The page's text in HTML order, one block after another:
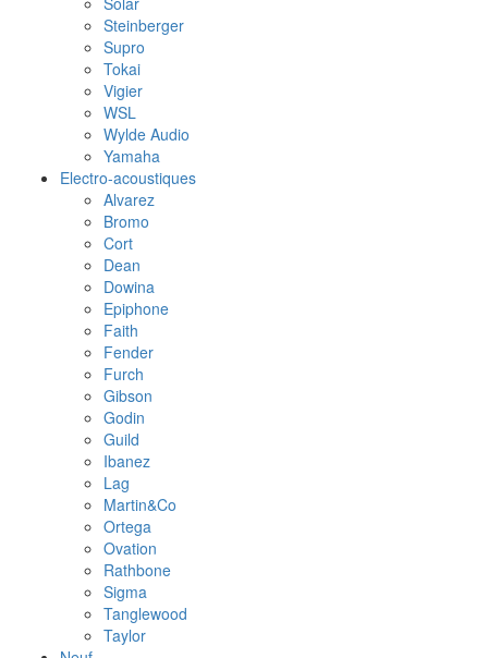
Steinberger
Supro
Tokai
Vigier
WSL
Wylde Audio
Yamaha
Electro-acoustiques
Alvarez
Bromo
Cort
Dean
Dowina
Epiphone
Faith
Fender
Furch
Gibson
Godin
Guild
Ibanez
Lag
Martin&Co
Ortega
Ovation
Rathbone
Sigma
Tanglewood
Taylor